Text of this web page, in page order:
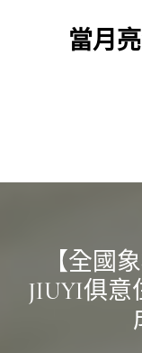
當月
【全國
JIUYI俱